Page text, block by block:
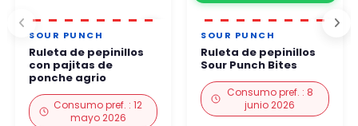
SOUR PUNCH
Ruleta de pepinillos
con pajitas de
ponche agrio
Consumo pref. : 12
mayo 2026
SOUR PUNCH
Ruleta de pepinillos
Sour Punch Bites
Consumo pref. : 8
junio 2026